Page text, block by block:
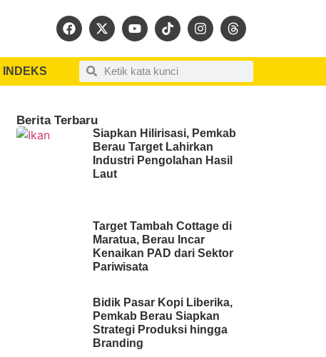
INDEKS
Berita Terbaru
Siapkan Hilirisasi, Pemkab
Berau Target Lahirkan
Industri Pengolahan Hasil
Laut
Target Tambah Cottage di
Maratua, Berau Incar
Kenaikan PAD dari Sektor
Pariwisata
Bidik Pasar Kopi Liberika,
Pemkab Berau Siapkan
Strategi Produksi hingga
Branding